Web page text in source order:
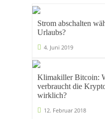
Strom abschalten
Urlaubs?
4. Juni 2019
Klimakiller Bitcoin:
verbraucht die
wirklich?
12. Februar 2018